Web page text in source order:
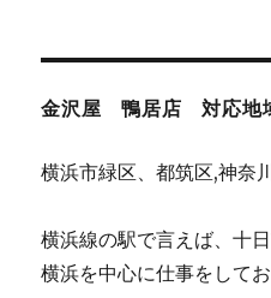
金沢屋 鴨居店 対応地
横浜市緑区、都筑区,神奈
横浜線の駅で言えば、十
横浜を中心に仕事をしてお